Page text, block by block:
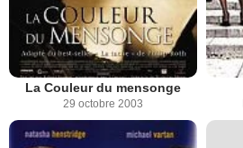
La Couleur du mensonge
29 octobre 2003